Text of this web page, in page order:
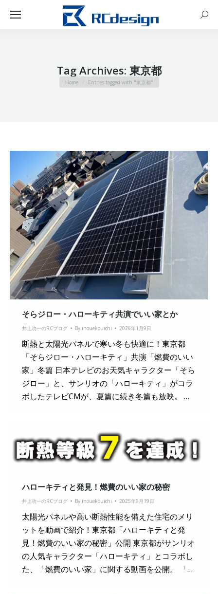
Tag Archives: 東京都
You are here:
Home Entries tagged with "東京都"
そらジロー・ハローキティ共演でいい家とか
井上功一のRCブログ By inouekouichi 2026年1月9日
断熱と太陽光パネルで寒い冬も快適に！東京都
「そらジロー・ハローキティ」共演「燃費のいい
家」冬篇 日本テレビのお天気キャラクター「そら
ジロー」と、サンリオの「ハローキティ」がコラ
ボしたテレビCMが、夏篇に続き冬篇も放映。 …
ハローキティと発見！燃費のいい家の秘密
井上功一のRCブログ By inouekouichi 2025年9月19日
太陽光パネルや高い断熱性能を備えた住宅のメリ
ットを動画で紹介！東京都「ハローキティと発
見！燃費のいい家の秘密」公開 東京都がサンリオ
の人気キャラクター「ハローキティ」とコラボし
た、「燃費のいい家」に関する動画を公開。 「…